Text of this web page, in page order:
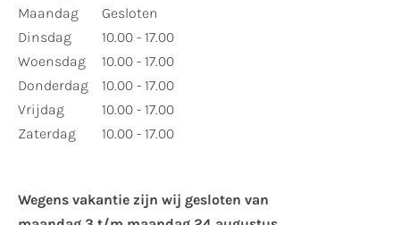
Maandag
Dinsdag
Woensdag
Donderdag
Vrijdag
Zaterdag
Gesloten
10.00 - 17.00
10.00 - 17.00
10.00 - 17.00
10.00 - 17.00
10.00 - 17.00
Wegens vakantie zijn wij gesloten van ​